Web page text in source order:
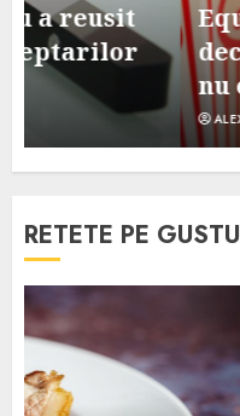
Equalizer 3:
decat celelalte
nu e un esec
ALEXANDRU S.
RETETE PE
4 min read
Bucatar de ocazie